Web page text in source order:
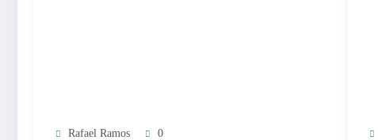
Rafael Ramos 0